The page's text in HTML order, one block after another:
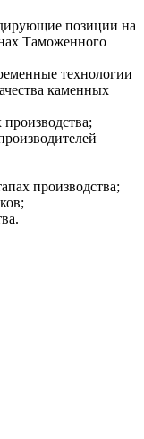
позиции на
Таможенного
технологии
каменных
производства;